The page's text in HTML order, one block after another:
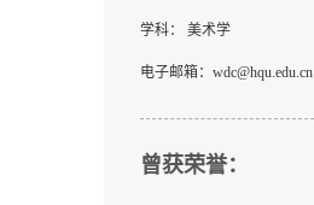
学科： 美术学
电子邮箱： wdc@hqu.edu.cn
曾获荣誉：